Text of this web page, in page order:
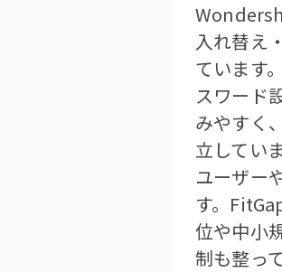
入れ替え
ています
スワード
みやすく
立してい
ユーザー
す。
位や中小
制も整っ